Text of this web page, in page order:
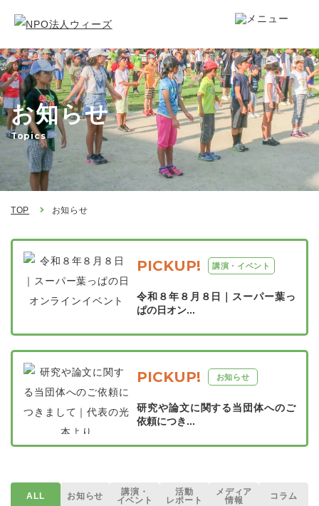
お知らせ
Topics
TOP お知らせ
PICKUP! 講演・イベント
令和８年８月８日｜スーパー葉っ
ぱの日オン...
PICKUP! お知らせ
研究や論文に関する当団体へのご
依頼につき...
ALL お知らせ
講演・
イベント
活動
レポート
メディア
情報
コラム